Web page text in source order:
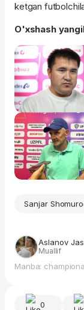
ketgan
O'xshash
Sanjar
Aslanov
Muallif
Manba:
0